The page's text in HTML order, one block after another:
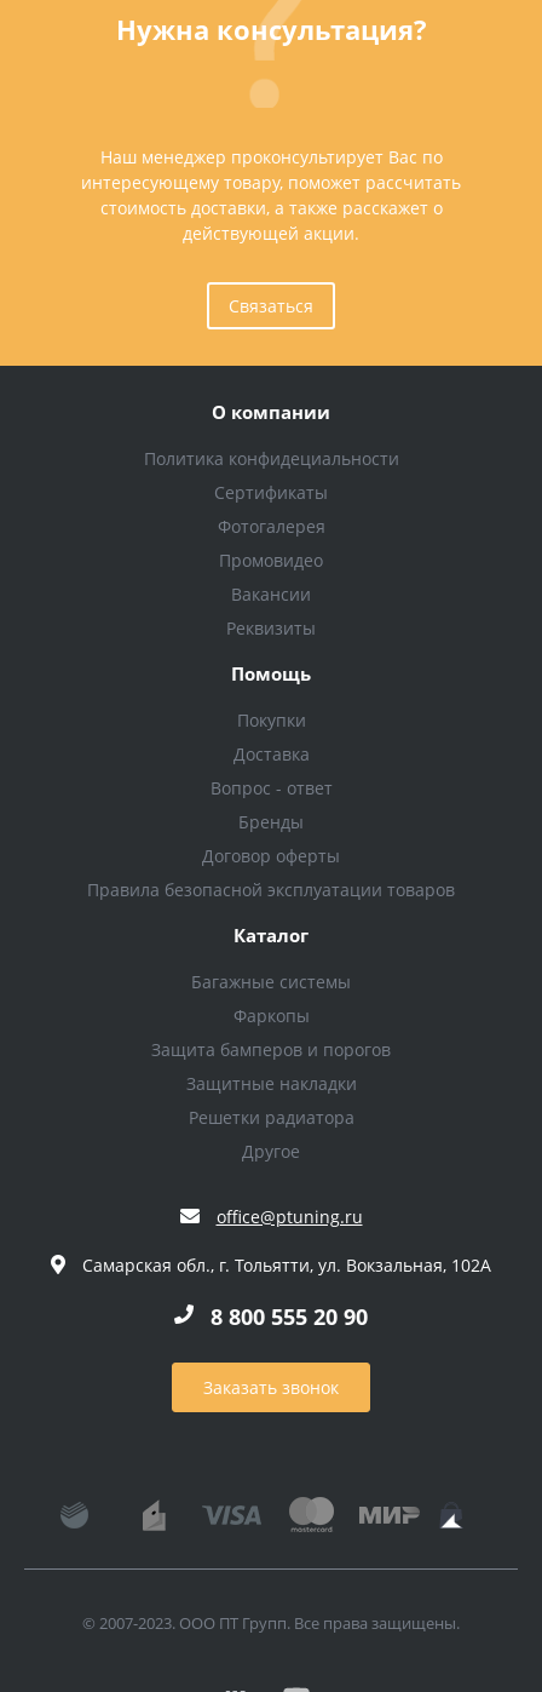
Нужна консультация?
Наш менеджер проконсультирует Вас по
интересующему товару, поможет рассчитать
стоимость доставки, а также расскажет о
действующей акции.
Связаться
О компании
Политика конфидециальности
Сертификаты
Фотогалерея
Промовидео
Вакансии
Реквизиты
Помощь
Покупки
Доставка
Вопрос - ответ
Бренды
Договор оферты
Правила безопасной эксплуатации товаров
Каталог
Багажные системы
Фаркопы
Защита бамперов и порогов
Защитные накладки
Решетки радиатора
Другое
office@ptuning.ru
Самарская обл., г. Тольятти, ул. Вокзальная, 102А
8 800 555 20 90
Заказать звонок
© 2007-2023. ООО ПТ Групп. Все права защищены.